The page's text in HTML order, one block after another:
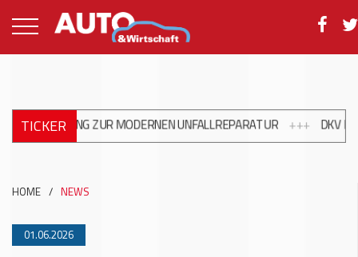
TICKER
ZUR MODERNEN UNFALLREPARATUR +++ DKV MOBILITY
HOME / NEWS
01.06.2026